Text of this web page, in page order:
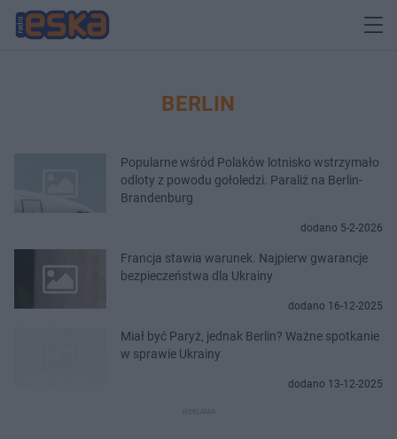
BERLIN
Popularne wśród Polaków lotnisko wstrzymało
odloty z powodu gołoledzi. Paraliż na Berlin-
Brandenburg
dodano 5-2-2026
Francja stawia warunek. Najpierw gwarancje
bezpieczeństwa dla Ukrainy
dodano 16-12-2025
Miał być Paryż, jednak Berlin? Ważne spotkanie
w sprawie Ukrainy
dodano 13-12-2025